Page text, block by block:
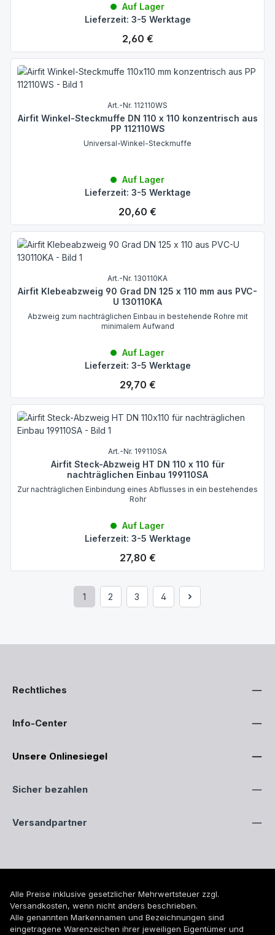
Auf Lager
Lieferzeit: 3-5 Werktage
Regulärer Preis:
2,60 €
Art.-Nr. 112110WS
Airfit Winkel-Steckmuffe DN 110 x 110 konzentrisch aus
PP 112110WS
Universal-Winkel-Steckmuffe
Auf Lager
Lieferzeit: 3-5 Werktage
Regulärer Preis:
20,60 €
Art.-Nr. 130110KA
Airfit Klebeabzweig 90 Grad DN 125 x 110 mm aus PVC-
U 130110KA
Abzweig zum nachträglichen Einbau in bestehende Rohre mit
minimalem Aufwand
Auf Lager
Lieferzeit: 3-5 Werktage
Regulärer Preis:
29,70 €
Art.-Nr. 199110SA
Airfit Steck-Abzweig HT DN 110 x 110 für
nachträglichen Einbau 199110SA
Zur nachträglichen Einbindung eines Abflusses in ein bestehendes
Rohr
Auf Lager
Lieferzeit: 3-5 Werktage
Regulärer Preis:
27,80 €
Seite
1
Seite
2
Seite
3
Seite
4
Rechtliches
Info-Center
Unsere Onlinesiegel
Sicher bezahlen
Versandpartner
Alle Preise inklusive gesetzlicher Mehrwertsteuer zzgl.
Versandkosten, wenn nicht anders beschrieben.
Alle genannten Markennamen und Bezeichnungen sind
eingetragene Warenzeichen ihrer jeweiligen Eigentümer und